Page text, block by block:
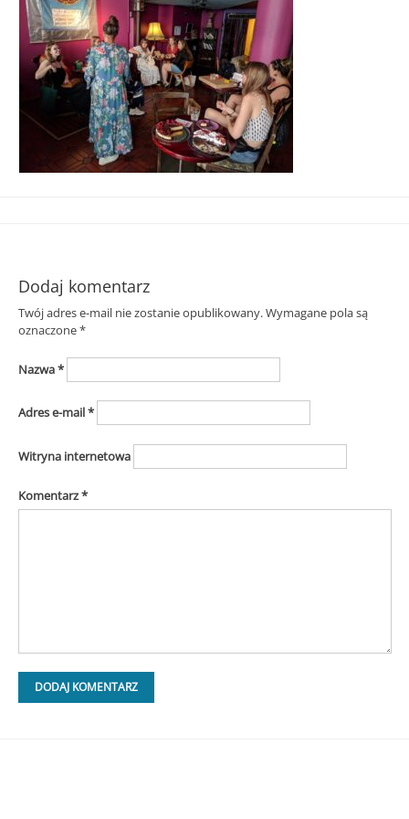
Śląska
Dodaj komentarz
Twój adres e-mail nie zostanie opublikowany.Wymagane pola są
oznaczone*
Nazwa*
Adres e-mail*
Witryna internetowa
Komentarz*